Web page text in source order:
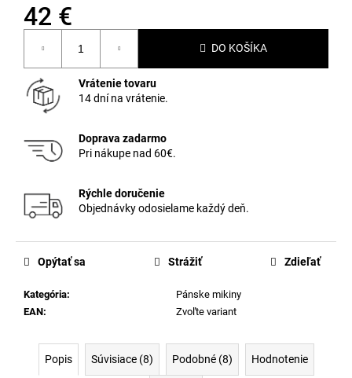
42 €
cena:
DO KOŠÍKA
Vrátenie tovaru
14 dní na vrátenie.
Doprava zadarmo
Pri nákupe nad 60€.
Rýchle doručenie
Objednávky odosielame každý deň.
Kategória:
Pánske mikiny
EAN: Zvoľte variant
Opýtať sa Strážiť Zdieľať
Popis Súvisiace (8) Podobné (8) Hodnotenie